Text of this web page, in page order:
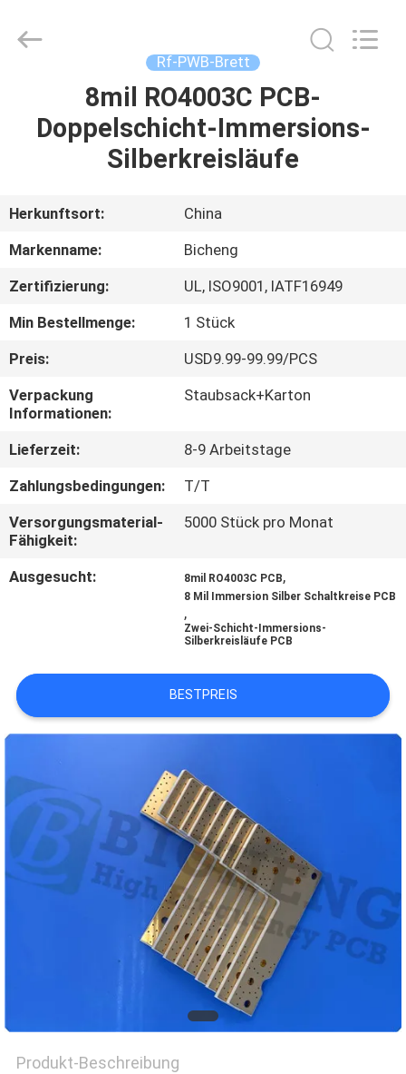
HAUSE
VIDEOS
ÜBER
UNS
WERKSBESICHTIGUNG
QUALITÄTSKONTROLLE
MIT
UNS
FÄLLE
SITEMAP
DATENSCHUTZRICHTLINIE
Rf-PWB-Brett
8mil RO4003C PCB-
Doppelschicht-Immersions-
Silberkreisläufe
Herkunftsort:
China
Markenname:
Bicheng
Zertifizierung:
UL, ISO9001, IATF16949
Min Bestellmenge:
1 Stück
Preis:
USD9.99-99.99/PCS
Verpackung
Informationen:
Staubsack+Karton
Lieferzeit:
8-9 Arbeitstage
Zahlungsbedingungen:
T/T
Versorgungsmaterial-
Fähigkeit:
5000 Stück pro Monat
Ausgesucht: 8mil RO4003C PCB,
8 Mil Immersion Silber Schaltkreise PCB
,
Zwei-Schicht-Immersions-
Silberkreisläufe PCB
BESTPREIS
Produkt-Beschreibung